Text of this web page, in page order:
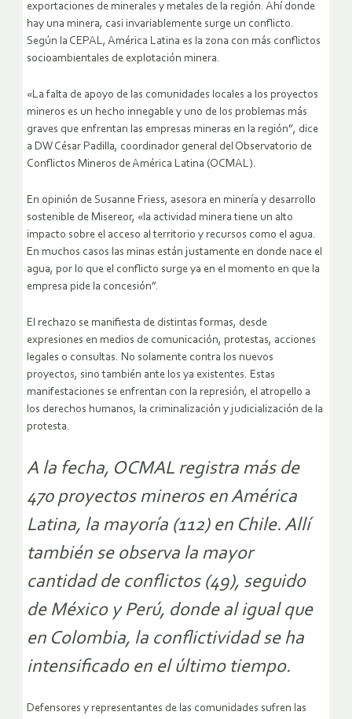
exportaciones de minerales y metales de la región. Ahí donde
hay una minera, casi invariablemente surge un conflicto.
Según la CEPAL, América Latina es la zona con más conflictos
socioambientales de explotación minera.
«La falta de apoyo de las comunidades locales a los proyectos
mineros es un hecho innegable y uno de los problemas más
graves que enfrentan las empresas mineras en la región”, dice
a DW César Padilla, coordinador general del Observatorio de
Conflictos Mineros de América Latina (OCMAL).
En opinión de Susanne Friess, asesora en minería y desarrollo
sostenible de Misereor, «la actividad minera tiene un alto
impacto sobre el acceso al territorio y recursos como el agua.
En muchos casos las minas están justamente en donde nace el
agua, por lo que el conflicto surge ya en el momento en que la
empresa pide la concesión”.
El rechazo se manifiesta de distintas formas, desde
expresiones en medios de comunicación, protestas, acciones
legales o consultas. No solamente contra los nuevos
proyectos, sino también ante los ya existentes. Estas
manifestaciones se enfrentan con la represión, el atropello a
los derechos humanos, la criminalización y judicialización de la
protesta.
A la fecha, OCMAL registra más de
470 proyectos mineros en América
Latina, la mayoría (112) en Chile. Allí
también se observa la mayor
cantidad de conflictos (49), seguido
de México y Perú, donde al igual que
en Colombia, la conflictividad se ha
intensificado en el último tiempo.
Defensores y representantes de las comunidades sufren las